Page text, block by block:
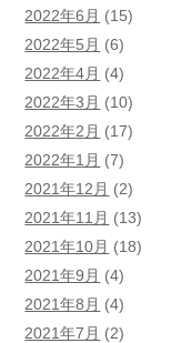
2022年6月 (15)
2022年5月 (6)
2022年4月 (4)
2022年3月 (10)
2022年2月 (17)
2022年1月 (7)
2021年12月 (2)
2021年11月 (13)
2021年10月 (18)
2021年9月 (4)
2021年8月 (4)
2021年7月 (2)